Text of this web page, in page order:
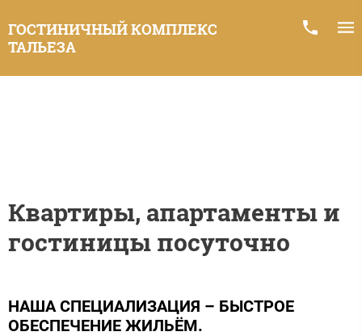
ГОСТИНИЧНЫЙ КОМПЛЕКС
ТАЛЬЕЗА
Квартиры, апартаменты и
гостиницы посуточно
НАША СПЕЦИАЛИЗАЦИЯ – БЫСТРОЕ
ОБЕСПЕЧЕНИЕ ЖИЛЬЁМ.